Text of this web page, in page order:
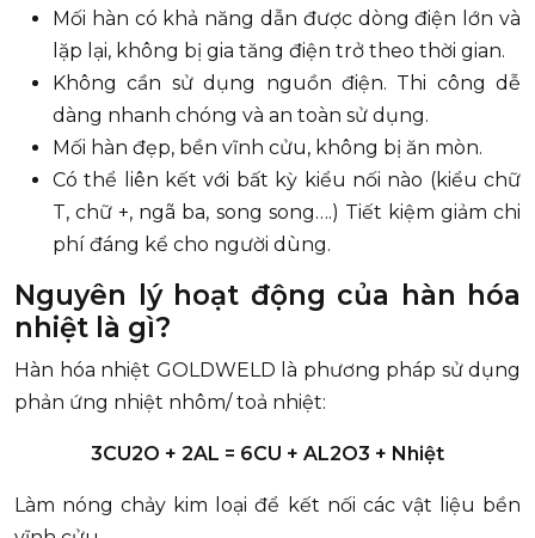
Mối hàn có khả năng dẫn được dòng điện lớn và
lặp lại, không bị gia tăng điện trở theo thời gian.
Không cần sử dụng nguồn điện. Thi công dễ
dàng nhanh chóng và an toàn sử dụng.
Mối hàn đẹp, bền vĩnh cửu, không bị ăn mòn.
Có thể liên kết với bất kỳ kiểu nối nào (kiểu chữ
T, chữ +, ngã ba, song song….) Tiết kiệm giảm chi
phí đáng kể cho người dùng.
Nguyên lý hoạt động của hàn hóa
nhiệt là gì?
Hàn hóa nhiệt GOLDWELD là phương pháp sử dụng
phản ứng nhiệt nhôm/ toả nhiệt:
3CU2O + 2AL = 6CU + AL2O3 + Nhiệt
Làm nóng chảy kim loại để kết nối các vật liệu bền